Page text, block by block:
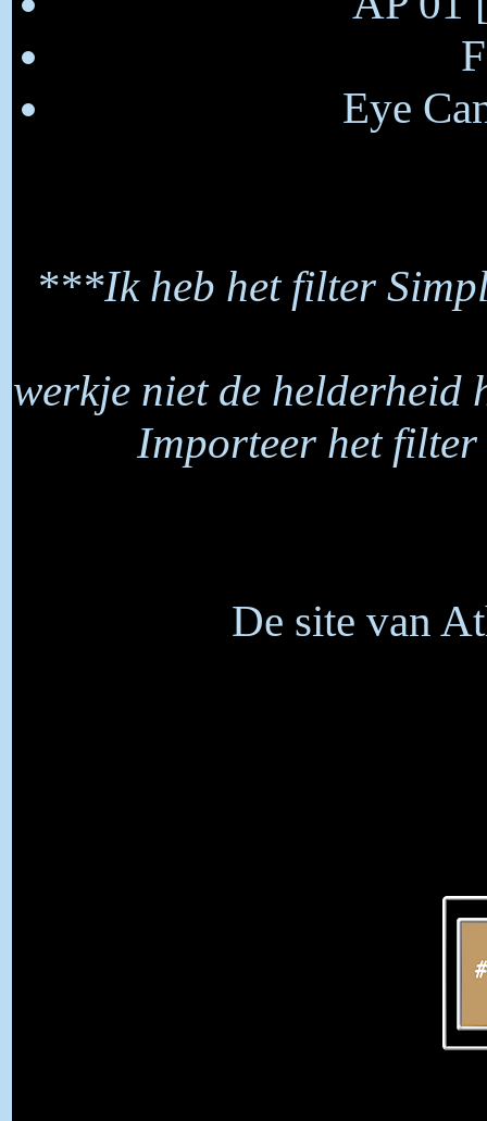
Eye
***Ik heb het filter
werkje niet de helderheid
Importeer het
De site van